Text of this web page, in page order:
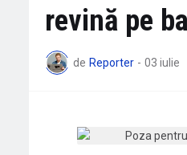
revină pe
de Reporter - 03 iulie